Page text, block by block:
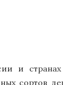
и
сортов